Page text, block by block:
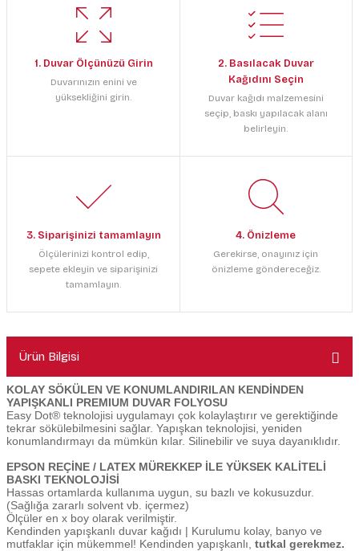
1. Duvar Ölçünüzü Girin
Duvarınızın enini ve
yüksekliğini girin.
2. Basılacak Duvar
Kağıdını Seçin
Duvar kağıdı malzemesini
seçip, baskı yapılacak alanı
belirleyin.
3. Siparişinizi tamamlayın
Ölçülerinizi kontrol edip,
sepete ekleyin ve siparişinizi
tamamlayın.
4. Önizleme
Gerekirse, onayınız için
önizleme göndereceğiz.
Ürün Bilgisi
KOLAY SÖKÜLEN VE KONUMLANDIRILAN KENDİNDEN
YAPIŞKANLI PREMIUM DUVAR FOLYOSU
Easy Dot® teknolojisi uygulamayı çok kolaylaştırır ve gerektiğinde
tekrar sökülebilmesini sağlar. Yapışkan teknolojisi, yeniden
konumlandırmayı da mümkün kılar. Silinebilir ve suya dayanıklıdır.
EPSON REÇİNE / LATEX MÜREKKEP İLE YÜKSEK KALİTELİ
BASKI TEKNOLOJİSİ
Hassas ortamlarda kullanıma uygun, su bazlı ve kokusuzdur.
(Sağlığa zararlı solvent vb. içermez)
Ölçüler en x boy olarak verilmiştir.
Kendinden yapışkanlı duvar kağıdı | Kurulumu kolay, banyo ve
mutfaklar için mükemmel! Kendinden yapışkanlı, tutkal gerekmez.